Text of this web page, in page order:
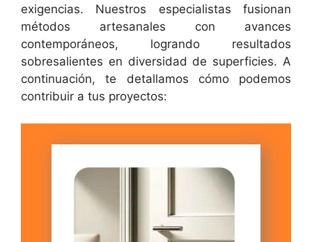
exigencias. Nuestros especialistas fusionan
métodos artesanales con avances
contemporáneos, logrando resultados
sobresalientes en diversidad de superficies. A
continuación, te detallamos cómo podemos
contribuir a tus proyectos: